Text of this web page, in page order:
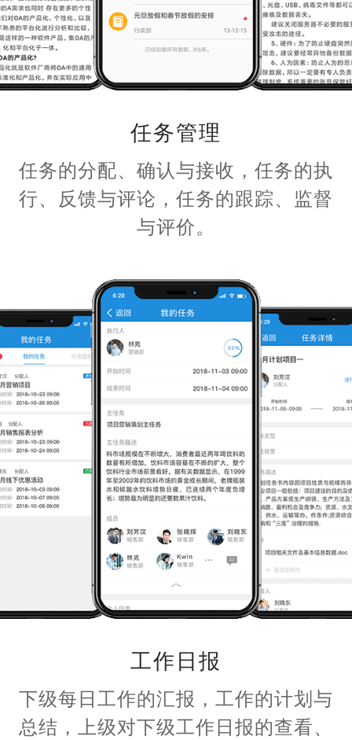
任务管理
任务的分配、确认与接收，任务的执
行、反馈与评论，任务的跟踪、监督
与评价。
工作日报
下级每日工作的汇报，工作的计划与
总结，上级对下级工作日报的查看、